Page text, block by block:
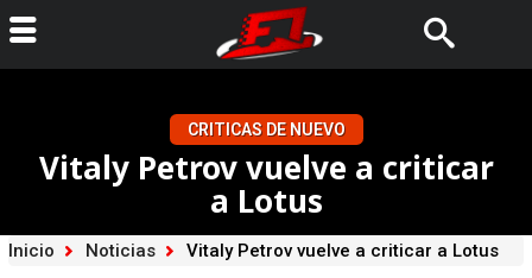
CRITICAS DE NUEVO
Vitaly Petrov vuelve a criticar
a Lotus
Inicio Noticias Vitaly Petrov vuelve a criticar a Lotus